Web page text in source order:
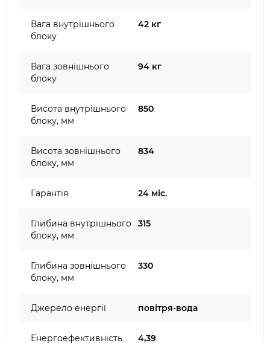
Вага внутрішнього
блоку
42 кг
Вага зовнішнього
блоку
94 кг
Висота внутрішнього
блоку, мм
850
Висота зовнішнього
блоку, мм
834
Гарантія 24 міс.
Глибина внутрішнього
блоку, мм
315
Глибина зовнішнього
блоку, мм
330
Джерело енергії повітря-вода
Енергоефективність
4,39